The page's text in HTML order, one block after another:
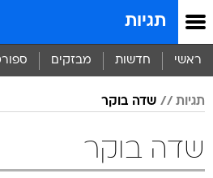
תגיות
ראשי חדשות מבזקים
תגיות שדה בוקר
שדה בוקר